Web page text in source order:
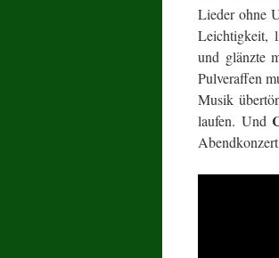
Lieder ohne
Leichtigkeit,
und glänzte
Pulveraffen
Musik
laufen. Und